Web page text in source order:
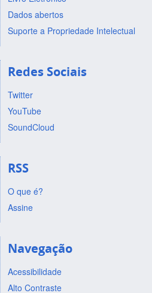
Dados abertos
Suporte a Propriedade Intelectual
Redes Sociais
Twitter
YouTube
SoundCloud
RSS
O que é?
Assine
Navegação
Acessibilidade
Alto Contraste